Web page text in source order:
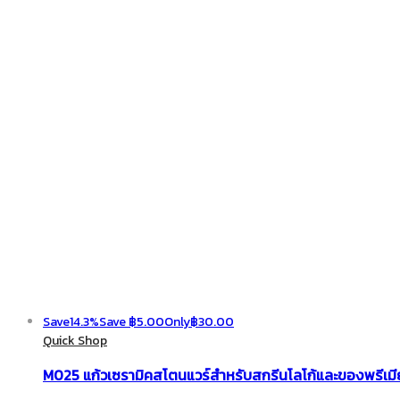
Save14.3%Save฿5.00Only฿30.00
Quick Shop
M025 แก้วเซรามิคสโตนแวร์สำหรับสกรีนโลโก้และของพรีเ